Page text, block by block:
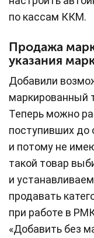
по кассам ККМ.
Продажа
указания
Добавили
маркированный
Теперь можно
поступивших до
и потому не
такой товар
и
продавать
при работе в
«Добавить без